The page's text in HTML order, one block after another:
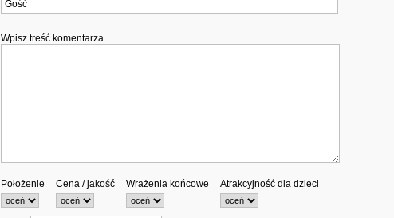
Wpisz treść komentarza
Położenie Cena / jakość Wrażenia końcowe Atrakcyjność dla dzieci